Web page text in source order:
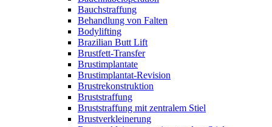
Bauchstraffung
Behandlung von Falten
Bodylifting
Brazilian Butt Lift
Brustfett-Transfer
Brustimplantate
Brustimplantat-Revision
Brustrekonstruktion
Bruststraffung
Bruststraffung mit zentralem Stiel
Brustverkleinerung